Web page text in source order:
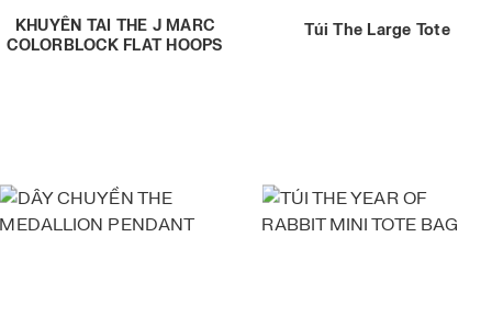
KHUYÊN TAI THE J MARC
COLORBLOCK FLAT HOOPS
Túi The Large Tote